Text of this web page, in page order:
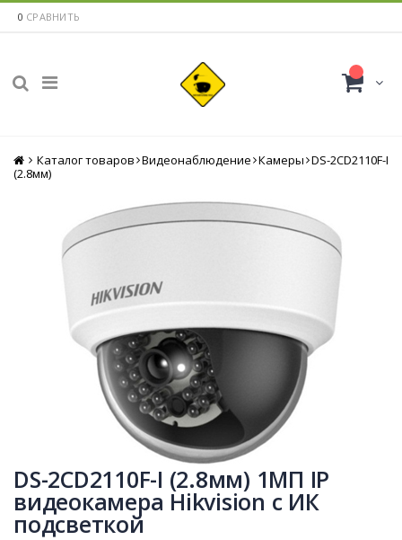
0 СРАВНИТЬ
Главная
Каталог товаров Видеонаблюдение Камеры DS-2CD2110F-I
(2.8мм)
DS-2CD2110F-I (2.8мм) 1МП IP
видеокамера Hikvision с ИК
подсветкой